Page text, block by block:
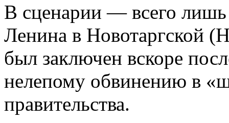
В сценарии — всего лишь
Ленина в Новотаргской
был заключен вскоре
нелепому обвинению в
правительства.